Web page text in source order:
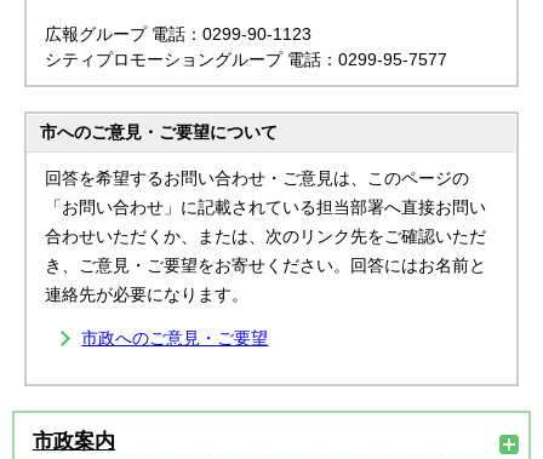
広報グループ 電話：0299-90-1123
シティプロモーショングループ 電話：0299-95-7577
市へのご意見・ご要望について
回答を希望するお問い合わせ・ご意見は、このページの
「お問い合わせ」に記載されている担当部署へ直接お問い
合わせいただくか、または、次のリンク先をご確認いただ
き、ご意見・ご要望をお寄せください。回答にはお名前と
連絡先が必要になります。
市政へのご意見・ご要望
市政案内